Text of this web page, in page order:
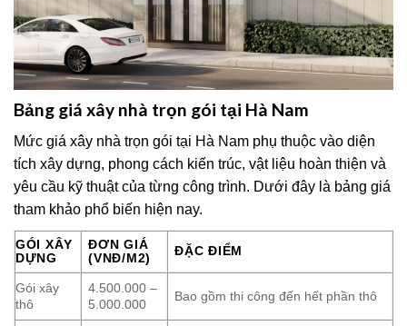
Bảng giá xây nhà trọn gói tại Hà Nam
Mức giá xây nhà trọn gói tại Hà Nam phụ thuộc vào diện
tích xây dựng, phong cách kiến trúc, vật liệu hoàn thiện và
yêu cầu kỹ thuật của từng công trình. Dưới đây là bảng giá
tham khảo phổ biến hiện nay.
GÓI XÂY
DỰNG
ĐƠN GIÁ
(VNĐ/M2)
ĐẶC ĐIỂM
Gói xây
thô
4.500.000 –
5.000.000
Bao gồm thi công đến hết phần thô